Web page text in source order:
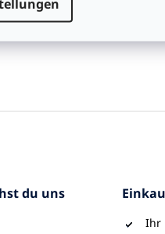
ØxL 37x97mm
du uns
Ihr